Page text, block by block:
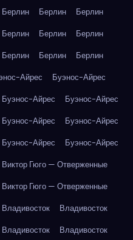
Берлин Берлин
Берлин
Берлин Берлин
Берлин
Берлин Берлин
Берлин
Айрес
Буэнос-Айрес
Буэнос-Айрес
Буэнос-Айрес
Буэнос-Айрес
Буэнос-Айрес
Буэнос-Айрес
Буэнос-Айрес
Виктор Гюго — Отверженные
Виктор Гюго — Отверженные
Владивосток
Владивосток
Владивосток
Владивосток